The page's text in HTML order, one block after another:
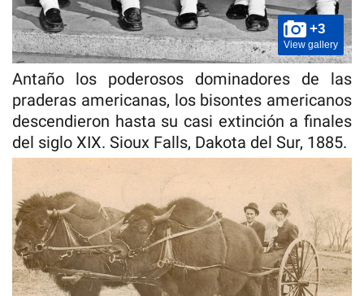
+3
View gallery
Antaño los poderosos dominadores de las
praderas americanas, los bisontes americanos
descendieron hasta su casi extinción a finales
del siglo XIX. Sioux Falls, Dakota del Sur, 1885.